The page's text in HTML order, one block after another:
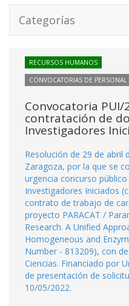
Categorías
RECURSOS HUMANOS
CONVOCATORIAS DE PERSONAL
Convocatoria PUI/
contratación de
Investigadores
Resolución de 29 de abril
Zaragoza, por la que se
urgencia concurso
Investigadores Iniciados
contrato de trabajo de
proyecto PARACAT /
Research. A Unified
Homogeneous and
Number - 813209), con
Ciencias. Financiado por
de presentación de
10/05/2022.